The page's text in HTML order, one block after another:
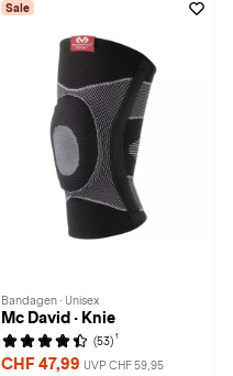
Sale
Bandagen · Unisex
Mc David · Knie
(53) 1
CHF 47,99 UVP CHF 59,95